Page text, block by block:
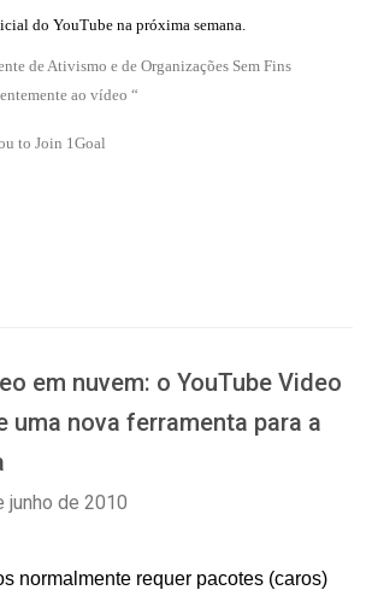
do YouTube na próxima semana.
de Ativismo e de Organizações Sem Fins
ao vídeo “
to Join 1Goal
em nuvem: o YouTube Video
uma nova ferramenta para a
junho de 2010
normalmente requer pacotes (caros)